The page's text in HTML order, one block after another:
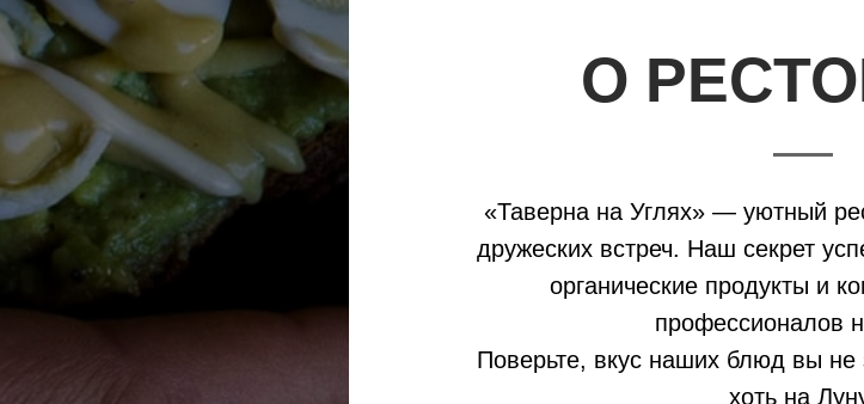
О
«Таверна на Углях» — уютный
дружеских встреч. Наш секрет
органические продукты и
профессионалов
Поверьте, вкус наших блюд вы
хоть на